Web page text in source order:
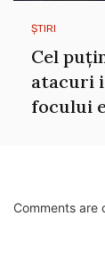
ȘTIRI
Cel
atacuri
focului
Comments are